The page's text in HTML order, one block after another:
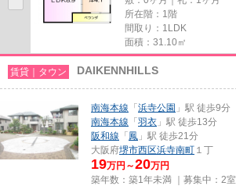
所在階：1階
間取り：1LDK
面積：31.10㎡
賃貸｜タウン DAIKENNHILLS
南海本線 「 浜寺公園 」駅 徒歩9分
南海本線 「 羽衣 」駅 徒歩13分
阪和線 「 鳳 」駅 徒歩21分
大阪府堺市西区浜寺南町 １丁
19万円～20万円
築年数：築1年未満 ｜募集中： 2室